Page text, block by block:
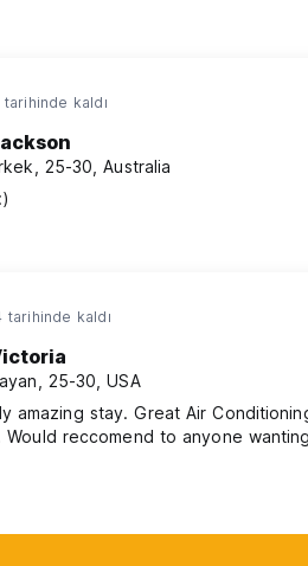
you could need for a stay & a
kaldı
25-30, Australia
tarihinde kaldı
25-30, USA
amazing stay. Great Air
Would reccomend to anyone